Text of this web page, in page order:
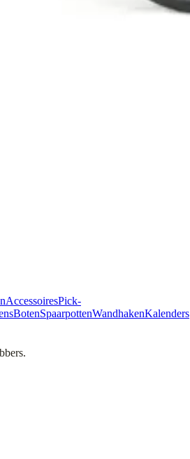
AccessoiresPick-
BotenSpaarpottenWandhakenKalenders